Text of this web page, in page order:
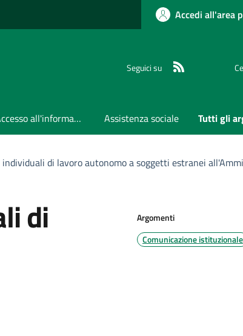
Accedi all'area
Seguici su
Accesso all'informazione Assistenza sociale Tutti gli
di lavoro autonomo a soggetti estranei
di
Argomenti
Comunicazione istituzionale